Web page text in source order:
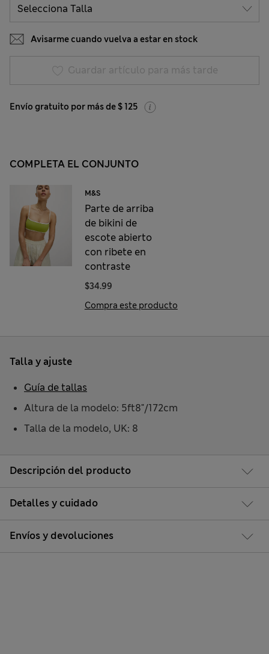
Avisarme cuando vuelva a estar en stock
Guardar artículo para más tarde
Envío gratuito por más de $ 125
COMPLETA EL CONJUNTO
M&S
Parte de arriba
de bikini de
escote abierto
con ribete en
contraste
$34.99
Compra este producto
Descripción del producto
Detalles y cuidado
Envíos y devoluciones
Talla y ajuste
Altura de la modelo: 5ft8"/172cm
Talla de la modelo, UK: 8
Guía de tallas